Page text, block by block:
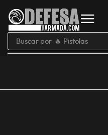
Buscar por 🔥 Pistolas